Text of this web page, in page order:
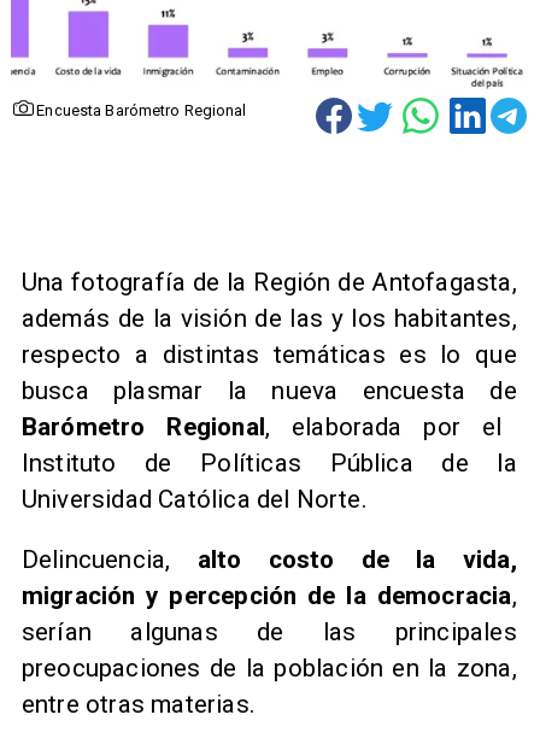
Encuesta Barómetro Regional
Una fotografía de la Región de Antofagasta,
además de la visión de las y los habitantes,
respecto a distintas temáticas es lo que
busca plasmar la nueva encuesta de
Barómetro Regional, elaborada por el
Instituto de Políticas Pública de la
Universidad Católica del Norte.
Delincuencia, alto costo de la vida,
migración y percepción de la democracia,
serían algunas de las principales
preocupaciones de la población en la zona,
entre otras materias.